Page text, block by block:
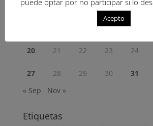
6 7 8 9 10
16
20 21 22 23 24
27 28 29 30
31
« Sep
Nov »
Etiquetas
Acepto